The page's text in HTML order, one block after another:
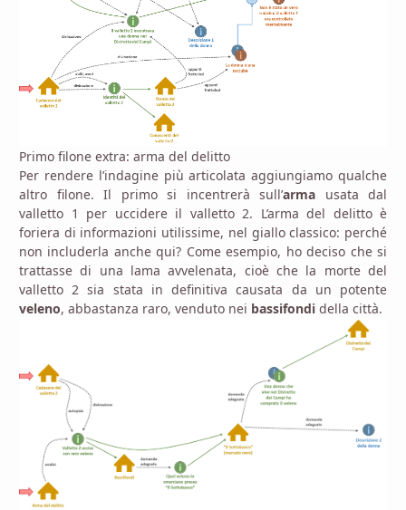
Primo filone extra: arma del delitto
Per rendere l’indagine più articolata aggiungiamo qualche
altro filone. Il primo si incentrerà sull’arma usata dal
valletto 1 per uccidere il valletto 2. L’arma del delitto è
foriera di informazioni utilissime, nel giallo classico: perché
non includerla anche qui? Come esempio, ho deciso che si
trattasse di una lama avvelenata, cioè che la morte del
valletto 2 sia stata in definitiva causata da un potente
veleno, abbastanza raro, venduto nei bassifondi della città.